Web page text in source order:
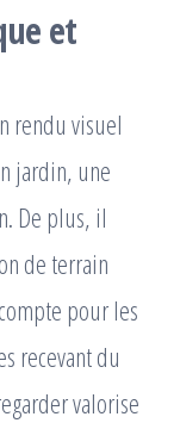
et
rendu visuel
jardin, une
De plus, il
de terrain
pour les
recevant du
valorise